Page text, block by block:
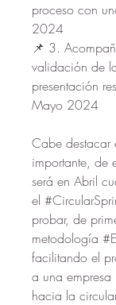
proceso con
2024
📌 3.
validación de
presentación
Mayo 2024
Cabe destacar
importante, de
será en Abril
el
probar, de
metodología
facilitando el
a una
hacia la